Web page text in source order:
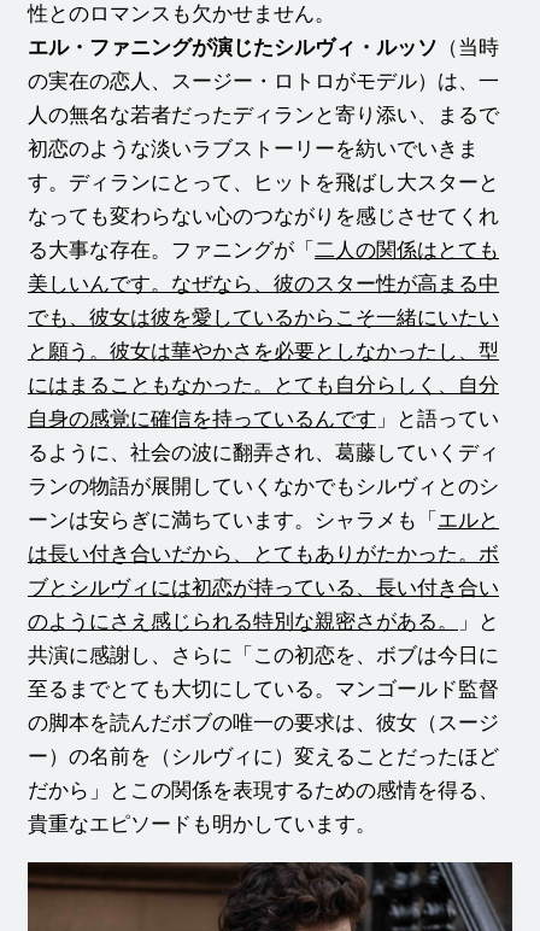
性とのロマンスも欠かせません。
エル・ファニングが演じたシルヴィ・ルッソ （当時
の実在の恋人、スージー・ロトロがモデル）は、一
人の無名な若者だったディランと寄り添い、まるで
初恋のような淡いラブストーリーを紡いでいきま
す。ディランにとって、ヒットを飛ばし大スターと
なっても変わらない心のつながりを感じさせてくれ
る大事な存在。ファニングが「 二人の関係はとても
美しいんです。なぜなら、彼のスター性が高まる中
でも、彼女は彼を愛しているからこそ一緒にいたい
と願う。彼女は華やかさを必要としなかったし、型
にはまることもなかった。とても自分らしく、自分
自身の感覚に確信を持っているんです 」と語ってい
るように、社会の波に翻弄され、葛藤していくディ
ランの物語が展開していくなかでもシルヴィとのシ
ーンは安らぎに満ちています。シャラメも「 エルと
は長い付き合いだから、とてもありがたかった。ボ
ブとシルヴィには初恋が持っている、長い付き合い
のようにさえ感じられる特別な親密さがある。
」と
共演に感謝し、さらに「この初恋を、ボブは今日に
至るまでとても大切にしている。マンゴールド監督
の脚本を読んだボブの唯一の要求は、彼女（スージ
ー）の名前を（シルヴィに）変えることだったほど
だから」とこの関係を表現するための感情を得る、
貴重なエピソードも明かしています。